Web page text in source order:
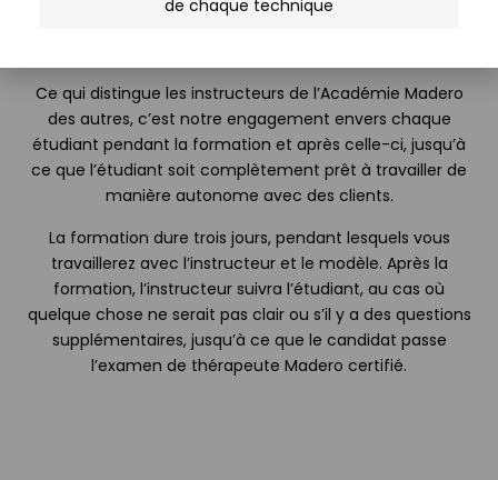
Ce qui distingue les instructeurs de l’Académie Madero
des autres, c’est notre engagement envers chaque
étudiant pendant la formation et après celle-ci, jusqu’à
ce que l’étudiant soit complètement prêt à travailler de
manière autonome avec des clients.
La formation dure trois jours, pendant lesquels vous
travaillerez avec l’instructeur et le modèle. Après la
formation, l’instructeur suivra l’étudiant, au cas où
quelque chose ne serait pas clair ou s’il y a des questions
supplémentaires, jusqu’à ce que le candidat passe
l’examen de thérapeute Madero certifié.
de chaque technique